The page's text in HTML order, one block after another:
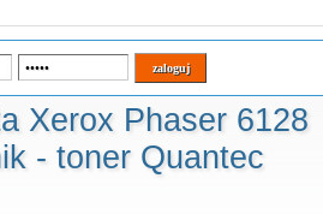
Xerox Phaser 6128
- toner Quantec